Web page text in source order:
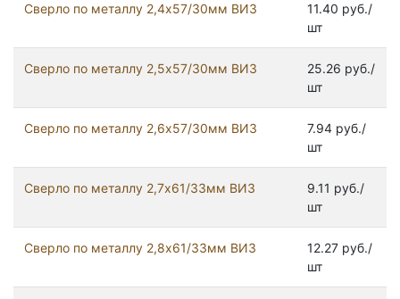
Сверло по металлу 2,4х57/30мм ВИЗ
11.40 руб./
шт
Сверло по металлу 2,5х57/30мм ВИЗ
25.26 руб./
шт
Сверло по металлу 2,6х57/30мм ВИЗ
7.94 руб./
шт
Сверло по металлу 2,7х61/33мм ВИЗ
9.11 руб./
шт
Сверло по металлу 2,8х61/33мм ВИЗ
12.27 руб./
шт